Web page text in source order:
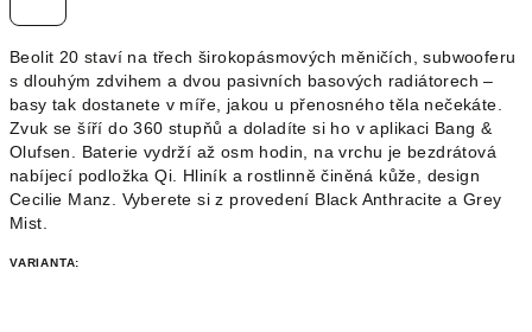
Beolit 20 staví na třech širokopásmových měničích, subwooferu
s dlouhým zdvihem a dvou pasivních basových radiátorech –
basy tak dostanete v míře, jakou u přenosného těla nečekáte.
Zvuk se šíří do 360 stupňů a doladíte si ho v aplikaci Bang &
Olufsen. Baterie vydrží až osm hodin, na vrchu je bezdrátová
nabíjecí podložka Qi. Hliník a rostlinně činěná kůže, design
Cecilie Manz. Vyberete si z provedení Black Anthracite a Grey
Mist.
VARIANTA: